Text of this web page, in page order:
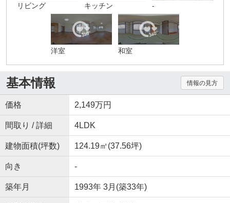
リビング キッチン -
洋室 和室
基本情報 情報の見方
価格 2,149万円
間取り / 詳細 4LDK
建物面積(坪数) 124.19㎡(37.56坪)
向き -
築年月 1993年 3月(築33年)